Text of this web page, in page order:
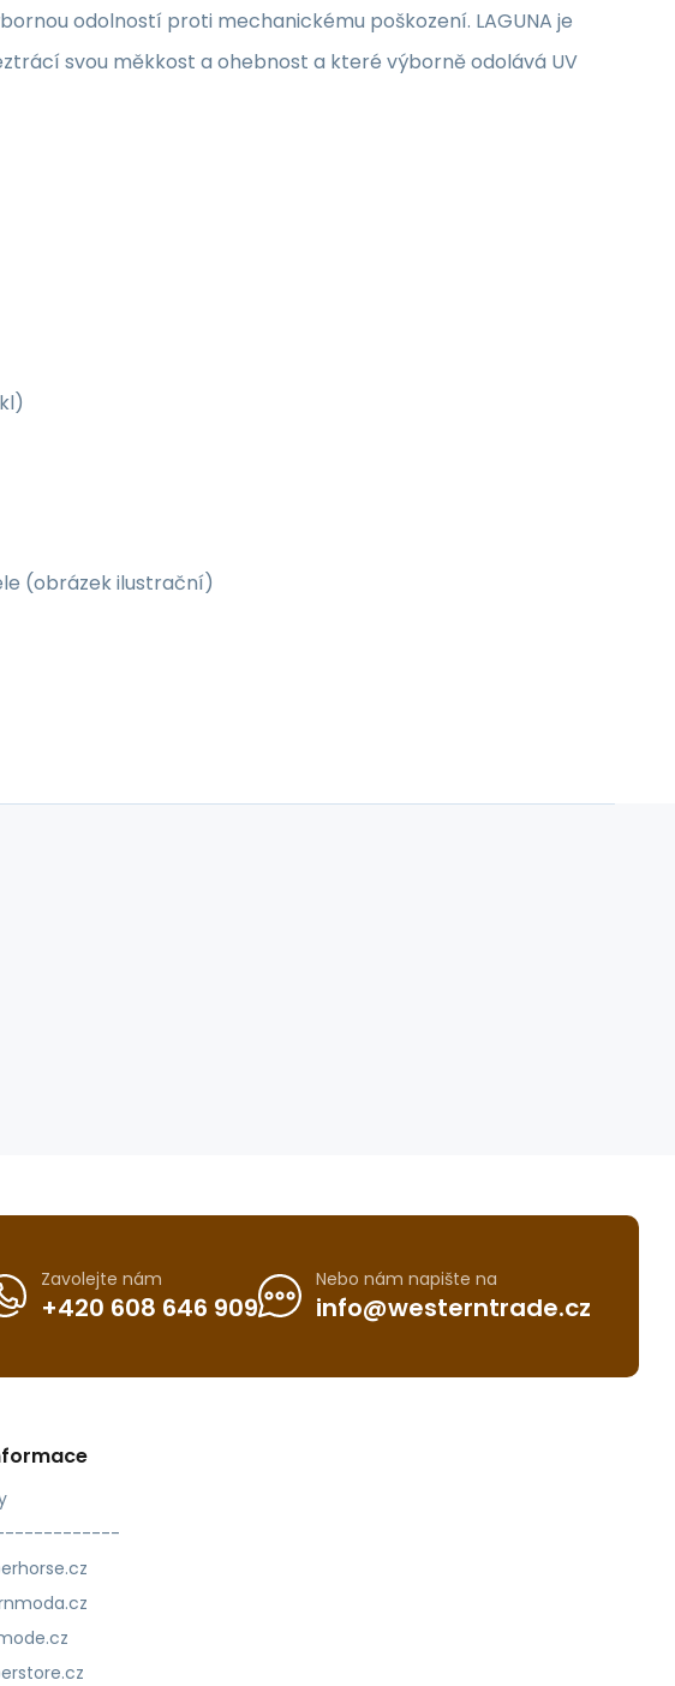
odolností proti mechanickému poškození. LAGUNA je
svou měkkost a ohebnost a které výborně odolává UV
(obrázek ilustrační)
Zavolejte nám
+420 608 646 909
Nebo nám napište na
info@westerntrade.cz